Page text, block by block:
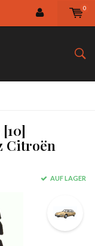
0
Citroën
AUF LAGER